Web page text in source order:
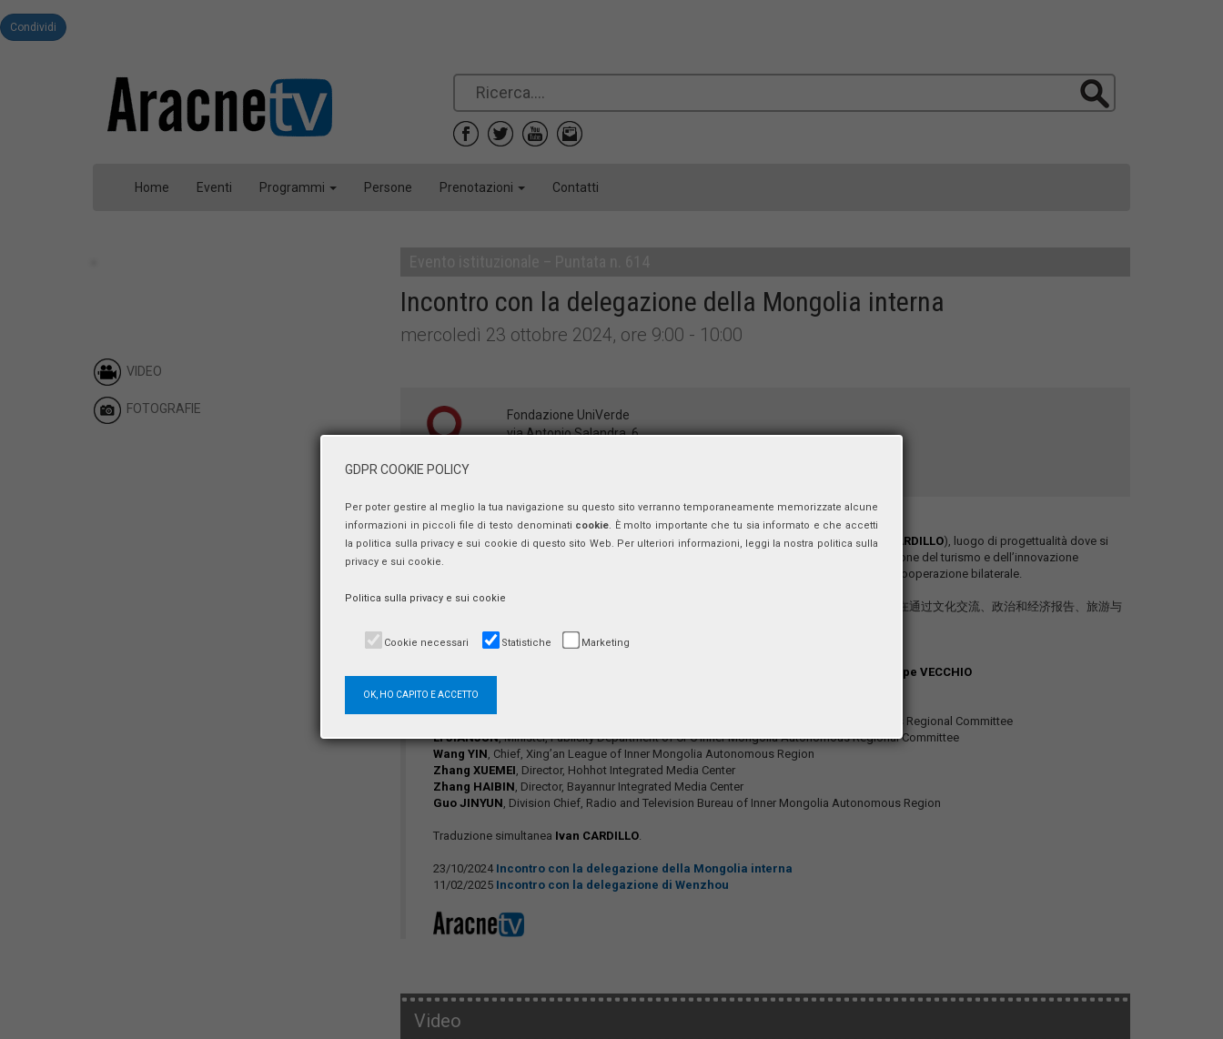
Condividi
Home Eventi Programmi Persone Prenotazioni Contatti
VIDEO
FOTOGRAFIE
Incontro con la delegazione della Mongolia interna
mercoledì 23 ottobre 2024, ore 9:00 - 10:00
Fondazione UniVerde
via Antonio Salandra, 6
Incontro promosso daItaly–China Business Development Forum(PresidenteIvan CARDILLO), luogo di progettualità dove si
valorizzano le competenze per scambi culturali, resoconti politici ed economici, promozione del turismo e dell’innovazione
tecnologica, con l’obiettivo di approfondire la comprensione reciproca e promuovere la cooperazione bilaterale.
由意中商业发展论坛（主席伊万·卡尔迪洛）主办的会议，是一个促进项目合作的场所，旨在通过文化交流、政治和经济报告、旅游与
Giuseppe VECCHIO
, Deputy Minister, Publicity Department of CPC Inner Mongolia Autonomous Regional Committee
Li JIANJUN, Minister, Publicity Department of CPC Inner Mongolia Autonomous Regional Committee
Wang YIN, Chief, Xing’an League of Inner Mongolia Autonomous Region
Zhang XUEMEI, Director, Hohhot Integrated Media Center
Zhang HAIBIN, Director, Bayannur Integrated Media Center
Guo JINYUN, Division Chief, Radio and Television Bureau of Inner Mongolia Autonomous Region
Traduzione simultanea Ivan CARDILLO.
23/10/2024 Incontro con la delegazione della Mongolia interna
11/02/2025 Incontro con la delegazione di Wenzhou
Video
GDPR COOKIE POLICY
Per poter gestire al meglio la tua navigazione su questo sito verranno temporaneamente memorizzate alcune
informazioni in piccoli file di testo denominati cookie. È molto importante che tu sia informato e che accetti
la politica sulla privacy e sui cookie di questo sito Web. Per ulteriori informazioni, leggi la nostra politica sulla
privacy e sui cookie.
Politica sulla privacy e sui cookie
Cookie necessari Statistiche Marketing
OK, HO CAPITO E ACCETTO